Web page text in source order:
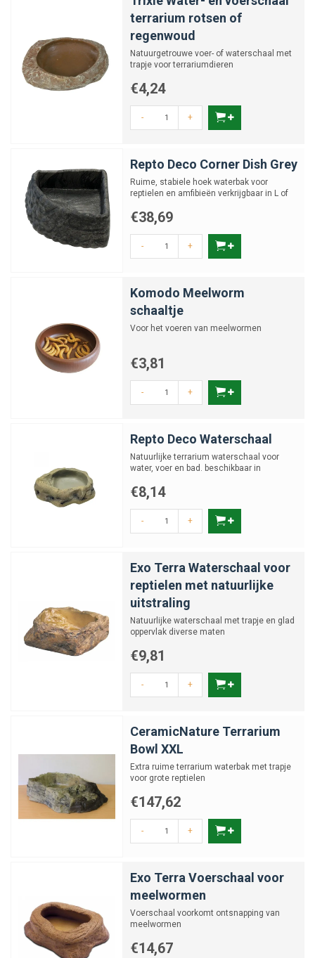
terrarium rotsen of
regenwoud
Natuurgetrouwe voer- of waterschaal met
trapje voor terrariumdieren
€4,24
- +
Repto Deco Corner Dish Grey
Ruime, stabiele hoek waterbak voor
reptielen en amfibieën verkrijgbaar in L of
€38,69
- +
Komodo Meelworm
schaaltje
Voor het voeren van meelwormen
€3,81
- +
Repto Deco Waterschaal
Natuurlijke terrarium waterschaal voor
water, voer en bad. beschikbaar in
€8,14
- +
Exo Terra Waterschaal voor
reptielen met natuurlijke
uitstraling
Natuurlijke waterschaal met trapje en glad
oppervlak diverse maten
€9,81
- +
CeramicNature Terrarium
Bowl XXL
Extra ruime terrarium waterbak met trapje
voor grote reptielen
€147,62
- +
Exo Terra Voerschaal voor
meelwormen
Voerschaal voorkomt ontsnapping van
meelwormen
€14,67